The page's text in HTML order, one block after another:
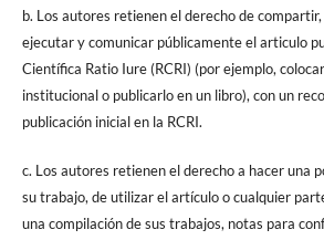
b. Los autores retienen el derecho de
ejecutar y comunicar públicamente el articulo
Científica Ratio Iure (RCRI) (por ejemplo,
institucional o publicarlo en un libro), con un
publicación inicial en la RCRI.
c. Los autores retienen el derecho a hacer una
su trabajo, de utilizar el artículo o cualquier
una compilación de sus trabajos, notas para